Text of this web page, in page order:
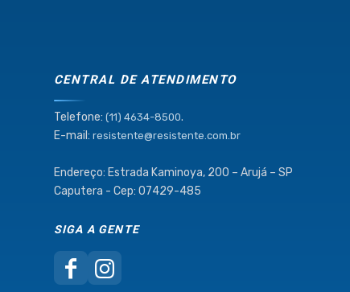
CENTRAL DE ATENDIMENTO
Telefone: (11) 4634-8500.
E-mail: resistente@resistente.com.br
Endereço: Estrada Kaminoya, 200 – Arujá – SP
Caputera - Cep: 07429-485
SIGA A GENTE